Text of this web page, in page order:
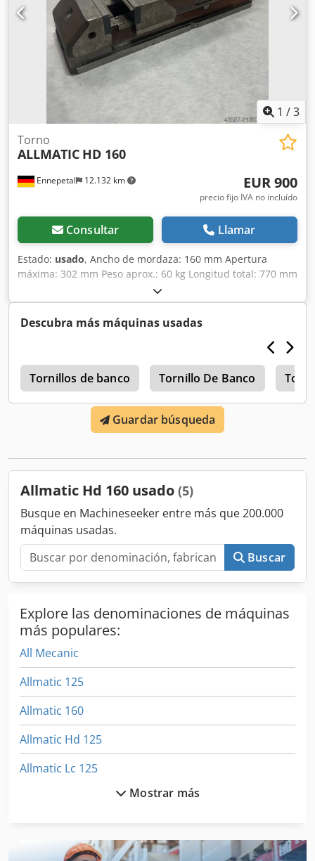
1 /3
Ennepetal 12.132 km
Torno
ALLMATIC HD 160
EUR 900
precio fijo IVA no incluído
Consultar Llamar
Estado: usado, Ancho de mordaza: 160 mm Apertura
máxima: 302 mm Peso aprox.: 60 kg Longitud total: 770 mm
Apertura S1/mm: 0-152 Apertura S2/mm (ajustable
mediante pasador): 147-302 Niveles de fuerza de sujeción:
4 Fuerza máxima de sujeción en kN: 60 Ejecución:
Mecánica Apertura mínima/mm: 0 Pieza de trabajo: Pieza
mordaza/mm: 160 Apertura máxima/mm: 302 Apertura:
302 mm - Incluye 2 mordazas de sujeción - Sin llave de
tornillo de banco
Descubra más máquinas usadas
Tornillos de banco Tornillo De Banco
Guardar búsqueda
Allmatic Hd 160 usado (5)
Busque en Machineseeker entre más que 200.000
máquinas usadas.
Buscar
Explore las denominaciones de máquinas
más populares:
All Mecanic
Allmatic 125
Allmatic 160
Allmatic Hd 125
Allmatic Lc 125
Ath 1200
Mostrar más